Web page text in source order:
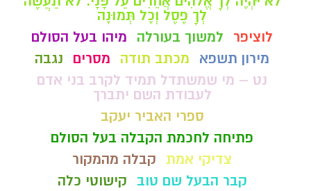
לְךָ פֶסֶל וְכָל תְּמוּנָה
לוציפר
למשוך בעורלה
מיהו בעל הסולם
מירון תשפא
מכתב תודה מסרים
נגבה
נט – מי שמשתדל תמיד לקרב בני אדם
לעבודת השם יתברך
ספרי האביר יעקב
פתיחה לחכמת הקבלה בעל הסולם
צדיקי אמת קבלה מהמקור
קבר הבעל שם טוב
קישוטי כלה